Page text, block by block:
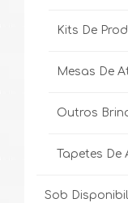
Kits De
Mesas De
Outros
Tapetes De
Sob